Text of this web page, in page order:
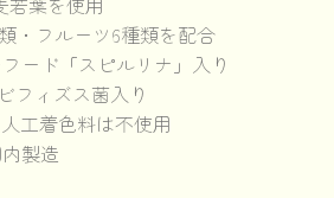
・フルーツ6種類を配合
ード「スピルリナ」入り
フィズス菌入り
工着色料は不使用
製造